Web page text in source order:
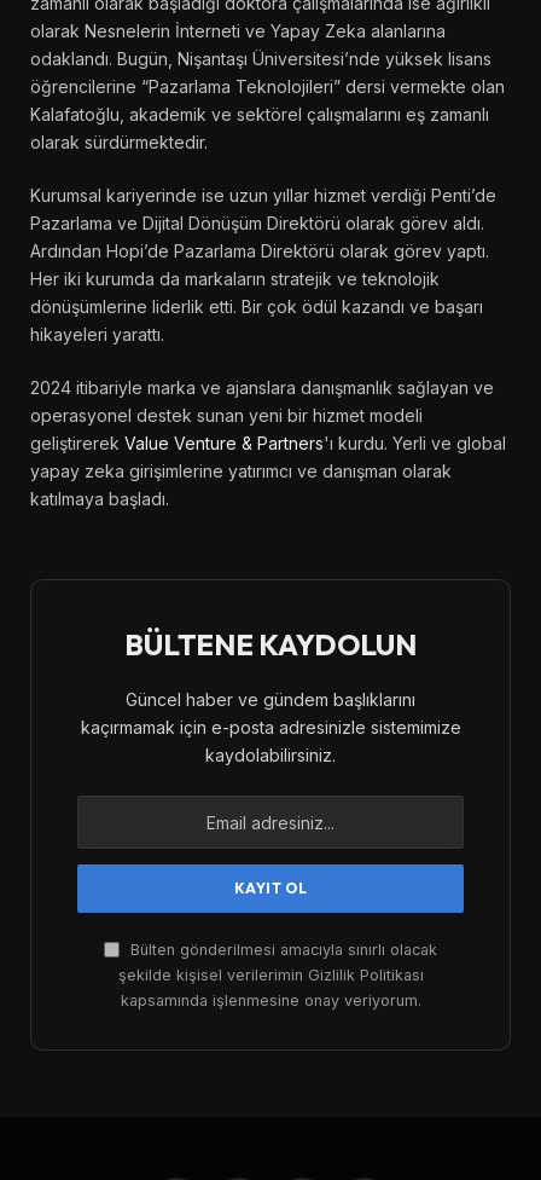
olarak Nesnelerin İnterneti ve Yapay Zeka alanlarına
odaklandı. Bugün, Nişantaşı Üniversitesi’nde yüksek lisans
öğrencilerine “Pazarlama Teknolojileri” dersi vermekte olan
Kalafatoğlu, akademik ve sektörel çalışmalarını eş zamanlı
olarak sürdürmektedir.
Kurumsal kariyerinde ise uzun yıllar hizmet verdiği Penti’de
Pazarlama ve Dijital Dönüşüm Direktörü olarak görev aldı.
Ardından Hopi’de Pazarlama Direktörü olarak görev yaptı.
Her iki kurumda da markaların stratejik ve teknolojik
dönüşümlerine liderlik etti. Bir çok ödül kazandı ve başarı
hikayeleri yarattı.
2024 itibariyle marka ve ajanslara danışmanlık sağlayan ve
operasyonel destek sunan yeni bir hizmet modeli
geliştirerek Value Venture & Partners'ı kurdu. Yerli ve global
yapay zeka girişimlerine yatırımcı ve danışman olarak
katılmaya başladı.
BÜLTENE KAYDOLUN
Güncel haber ve gündem başlıklarını
kaçırmamak için e-posta adresinizle sistemimize
kaydolabilirsiniz.
Bülten gönderilmesi amacıyla sınırlı olacak
şekilde kişisel verilerimin Gizlilik Politikası
kapsamında işlenmesine onay veriyorum.